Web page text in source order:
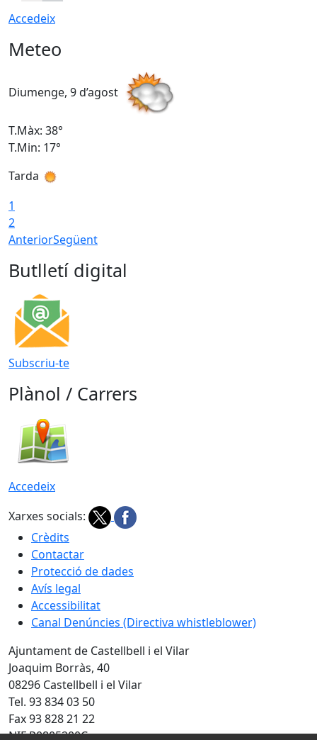
Accedeix
Meteo
Diumenge, 9 d’agost
T.Màx: 38°
T.Min: 17°
Tarda
1
2
AnteriorSegüent
Butlletí digital
Subscriu-te
Plànol / Carrers
Accedeix
Xarxes socials:
Crèdits
Contactar
Protecció de dades
Avís legal
Accessibilitat
Canal Denúncies (Directiva whistleblower)
Ajuntament de Castellbell i el Vilar
Joaquim Borràs, 40
08296 Castellbell i el Vilar
Tel. 93 834 03 50
Fax 93 828 21 22
NIF P0805200C